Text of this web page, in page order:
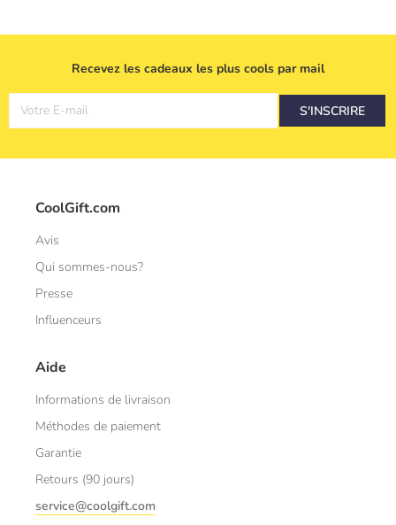
Recevez les cadeaux les plus cools par mail
Votre E-mail S'INSCRIRE
CoolGift.com
Avis
Qui sommes-nous?
Presse
Influenceurs
Aide
Informations de livraison
Méthodes de paiement
Garantie
Retours (90 jours)
service@coolgift.com